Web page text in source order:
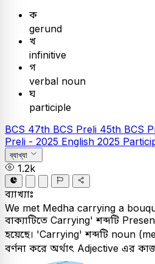
ক
gerund
খ
infinitive
গ
verbal noun
ঘ
participle
BCS 47th BCS Preli 45th BCS
Preli - 2025 English 2025
ব্যাখ্যা
1.2k
ব্যাখ্যাঃ
We met Medha carrying a
বাক্যাটিতে Carrying' শব্দটি
হয়েছে। 'Carrying' শব্দটি noun
বর্ণনা করে অর্থাৎ Adjective এর